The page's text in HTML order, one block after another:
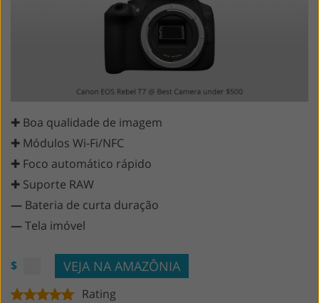
✚ Boa qualidade de imagem
✚ Módulos Wi-Fi/NFC
✚ Foco automático rápido
✚ Suporte RAW
— Bateria de curta duração
—Tela imóvel
$ VEJA NA AMAZÔNIA
Rating